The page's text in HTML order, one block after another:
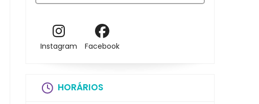
Instagram Facebook
HORÁRIOS